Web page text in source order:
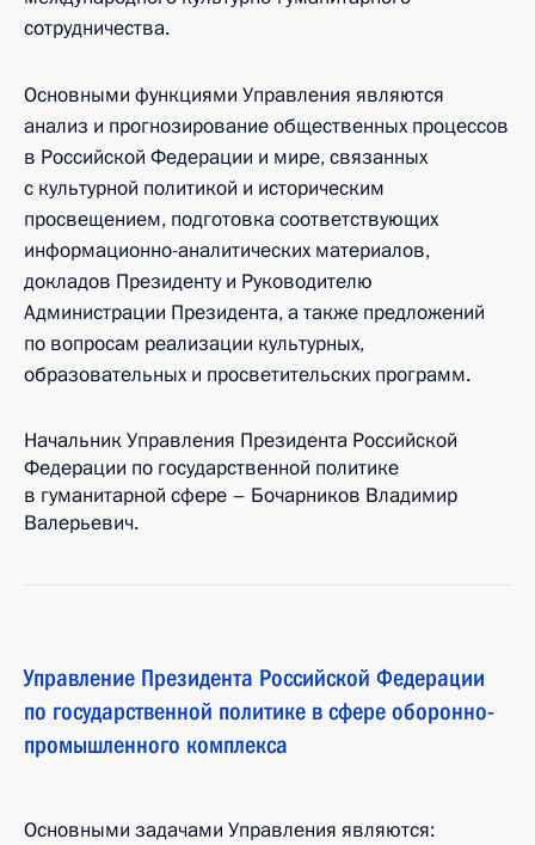
сотрудничества.
Основными функциями Управления являются
анализ и прогнозирование общественных процессов
в Российской Федерации и мире, связанных
с культурной политикой и историческим
просвещением, подготовка соответствующих
информационно-аналитических материалов,
докладов Президенту и Руководителю
Администрации Президента, а также предложений
по вопросам реализации культурных,
образовательных и просветительских программ.
Начальник Управления Президента Российской
Федерации по государственной политике
в гуманитарной сфере – Бочарников Владимир
Валерьевич.
Управление Президента Российской Федерации
по государственной политике в сфере оборонно-
промышленного комплекса
Основными задачами Управления являются: